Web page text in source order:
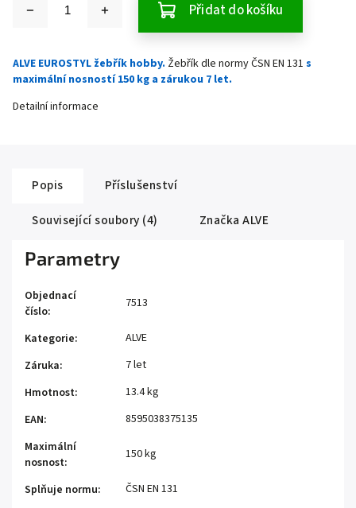
Přidat do košíku
ALVE EUROSTYL žebřík hobby. Žebřík dle normy ČSN EN 131 s
maximální nosností 150 kg a zárukou 7 let.
Detailní informace
Popis
Příslušenství
Související soubory (4)
Značka ALVE
Parametry
Objednací
číslo:
7513
Kategorie:
ALVE
Záruka:
7 let
Hmotnost:
13.4 kg
EAN:
8595038375135
Maximální
nosnost:
150 kg
Splňuje normu:
ČSN EN 131